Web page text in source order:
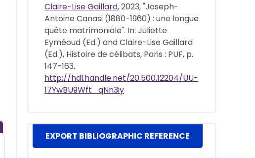
Claire-Lise Gaillard, 2023, "Joseph-
Antoine Canasi (1880-1960) : une longue
quête matrimoniale". In: Juliette
Eyméoud (Ed.) and Claire-Lise Gaillard
(Ed.), Histoire de célibats, Paris : PUF, p.
147-163.
http://hdl.handle.net/20.500.12204/UU-
17YwBU9Wft_qNn3iy
EXPORT BIBLIOGRAPHIC REFERENCE